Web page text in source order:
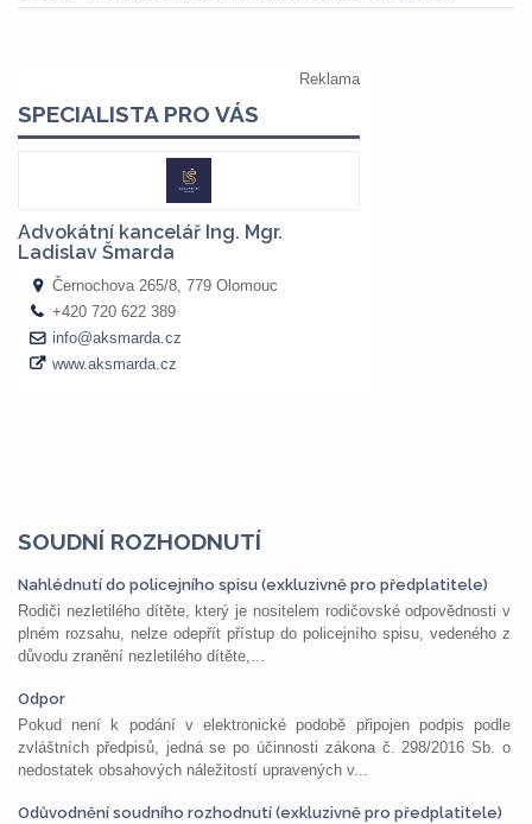
SOUDNÍ ROZHODNUTÍ
Nahlédnutí do policejního spisu (exkluzivně pro předplatitele)
Rodiči nezletilého dítěte, který je nositelem rodičovské odpovědnosti v
plném rozsahu, nelze odepřít přístup do policejního spisu, vedeného z
důvodu zranění nezletilého dítěte,...
Odpor
Pokud není k podání v elektronické podobě připojen podpis podle
zvláštních předpisů, jedná se po účinnosti zákona č. 298/2016 Sb. o
nedostatek obsahových náležitostí upravených v...
Odůvodnění soudního rozhodnutí (exkluzivně pro předplatitele)